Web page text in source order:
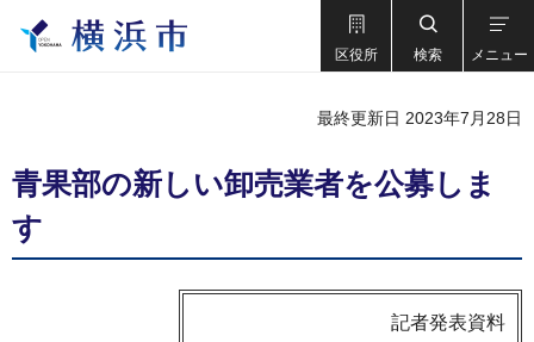
区役所 検索 メニュー
最終更新日 2023年7月28日
青果部の新しい卸売業者を公募しま
す
記者発表資料